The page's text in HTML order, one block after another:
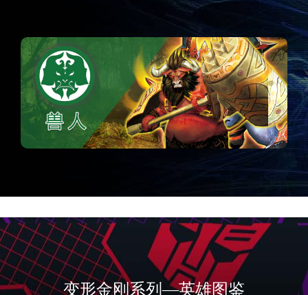
变形金刚系列—英雄图鉴